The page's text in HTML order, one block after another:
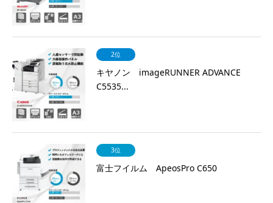
2位
キヤノン imageRUNNER ADVANCE
C5535...
3位
富士フイルム ApeosPro C650